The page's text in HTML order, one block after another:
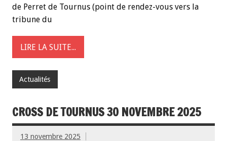
de Perret de Tournus (point de rendez-vous vers la
tribune du
LIRE LA SUITE...
Actualités
CROSS DE TOURNUS 30 NOVEMBRE 2025
13 novembre 2025